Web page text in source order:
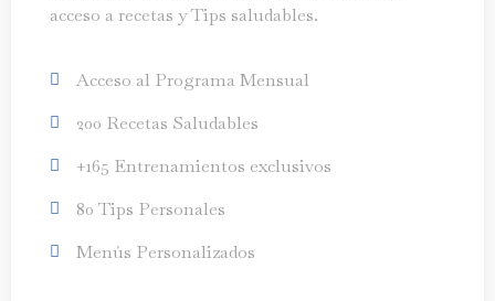
acceso a recetas y Tips saludables.
Acceso al Programa Mensual
200 Recetas Saludables
+165 Entrenamientos exclusivos
80 Tips Personales
Menús Personalizados